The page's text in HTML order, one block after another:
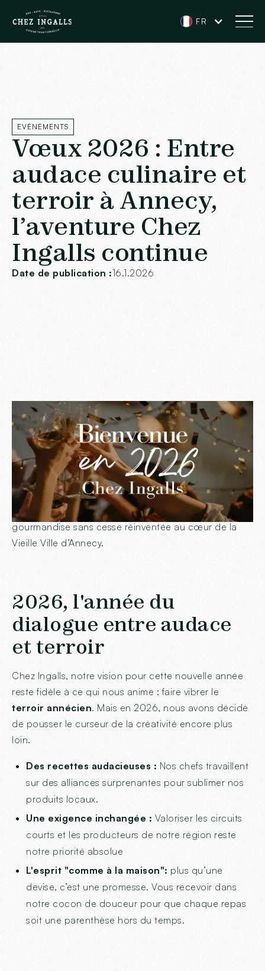
FR
EVÉNEMENTS
Vœux 2026 : Entre
audace culinaire et
terroir à Annecy,
l’aventure Chez
Ingalls continue
Date de publication :16.1.2026
L’année 2026 s’ouvre à nous, et avec elle, le plaisir
renouvelé de vous accueillir. Toute l’équipe de
Chez
Ingalls
vous adresse ses meilleurs vœux. Que cette
nouvelle année soit placée sous le signe de
l’authenticité, du partage et, bien sûr, d’une
gourmandise sans cesse réinventée au cœur de la
Vieille Ville d’Annecy.
2026, l'année du
dialogue entre audace
et terroir
Chez Ingalls, notre vision pour cette nouvelle année
reste fidèle à ce qui nous anime : faire vibrer le
terroir annécien. Mais en 2026, nous avons décidé
de pousser le curseur de la créativité encore plus
loin.
Des recettes audacieuses : Nos chefs travaillent
sur des alliances surprenantes pour sublimer nos
produits locaux.
Une exigence inchangée : Valoriser les circuits
courts et les producteurs de notre région reste
notre priorité absolue
L'esprit "comme à la maison": plus qu’une
devise, c’est une promesse. Vous recevoir dans
notre cocon de douceur pour que chaque repas
soit une parenthèse hors du temps.